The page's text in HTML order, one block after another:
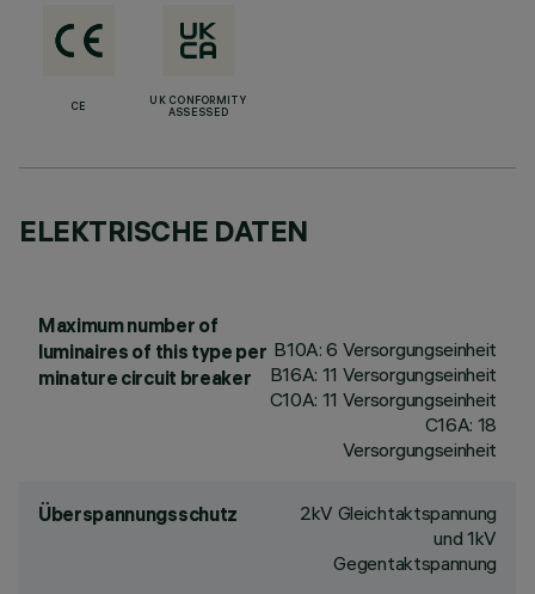
CE
UK CONFORMITY
ASSESSED
ELEKTRISCHE DATEN
Maximum number of
luminaires of this type per
minature circuit breaker
B10A: 6 Versorgungseinheit
B16A: 11 Versorgungseinheit
C10A: 11 Versorgungseinheit
C16A: 18
Versorgungseinheit
Überspannungsschutz
2kV Gleichtaktspannung
und 1kV
Gegentaktspannung